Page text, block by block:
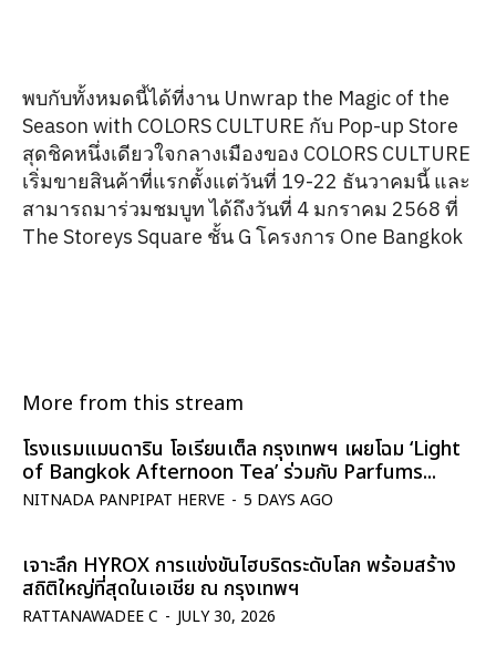
พบกับทั้งหมดนี้ได้ที่งาน Unwrap the Magic of the
Season with COLORS CULTURE กับ Pop-up Store
สุดชิคหนึ่งเดียวใจกลางเมืองของ COLORS CULTURE
เริ่มขายสินค้าที่แรกตั้งแต่วันที่ 19-22 ธันวาคมนี้ และ
สามารถมาร่วมชมบูท ได้ถึงวันที่ 4 มกราคม 2568 ที่
The Storeys Square ชั้น G โครงการ One Bangkok
More from this stream
โรงแรมแมนดาริน โอเรียนเต็ล กรุงเทพฯ เผยโฉม ‘Light
of Bangkok Afternoon Tea’ ร่วมกับ Parfums...
NITNADA PANPIPAT HERVE - 5 DAYS AGO
เจาะลึก HYROX การแข่งขันไฮบริดระดับโลก พร้อมสร้าง
สถิติใหญ่ที่สุดในเอเชีย ณ กรุงเทพฯ
RATTANAWADEE C - JULY 30, 2026